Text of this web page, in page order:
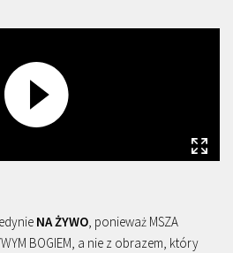
NA ŻYWO, ponieważ MSZA
BOGIEM, a nie z obrazem, który